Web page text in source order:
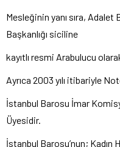
Mesleğinin yanı sıra, Adalet
Başkanlığı siciline
kayıtlı resmi Arabulucu
Ayrıca 2003 yılı itibariyle
İstanbul Barosu İmar
Üyesidir.
İstanbul Barosu’nun; Kadın